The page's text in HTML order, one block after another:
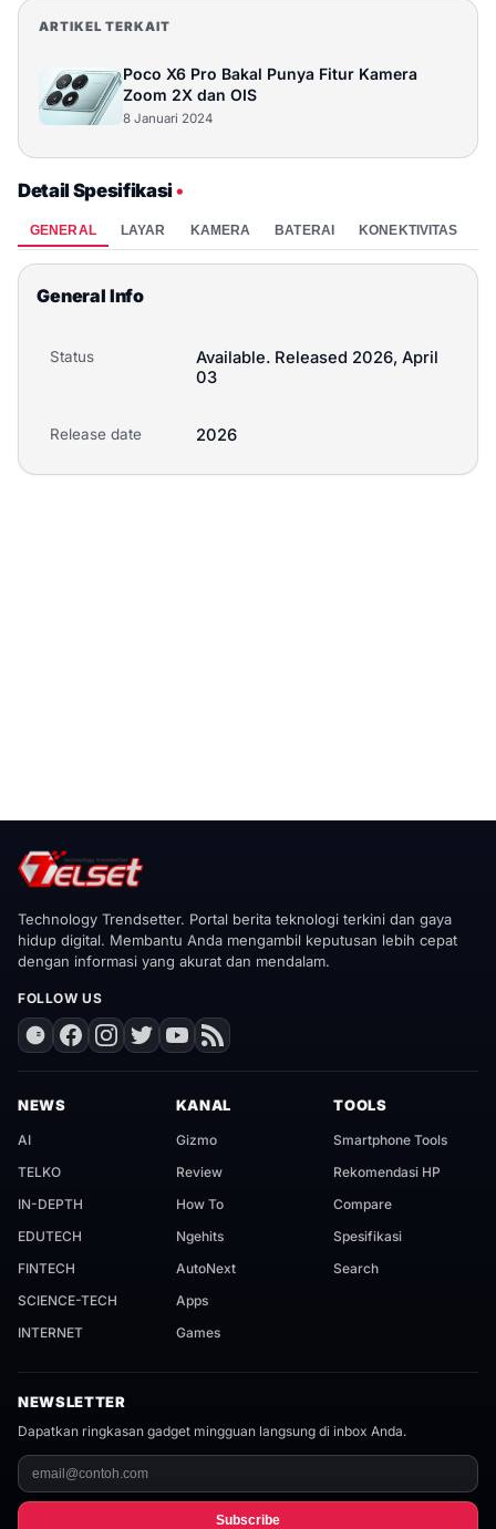
ARTIKEL TERKAIT
Poco X6 Pro Bakal Punya Fitur Kamera
Zoom 2X dan OIS
8 Januari 2024
Detail Spesifikasi•
GENERAL LAYAR KAMERA BATERAI KONEKTIVITAS
General Info
Status
Available. Released 2026, April
03
Release date 2026
Technology Trendsetter. Portal berita teknologi terkini dan gaya
hidup digital. Membantu Anda mengambil keputusan lebih cepat
dengan informasi yang akurat dan mendalam.
FOLLOW US
NEWS
AI
TELKO
IN-DEPTH
EDUTECH
FINTECH
SCIENCE-TECH
INTERNET
KANAL
Gizmo
Review
How To
Ngehits
AutoNext
Apps
Games
TOOLS
Smartphone Tools
Rekomendasi HP
Compare
Spesifikasi
Search
NEWSLETTER
Dapatkan ringkasan gadget mingguan langsung di inbox Anda.
Subscribe